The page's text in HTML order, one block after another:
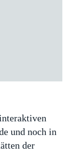
und noch in
der